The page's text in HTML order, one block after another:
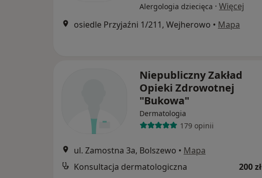
Alergologia dziecięca · Więcej
osiedle Przyjaźni 1/211, Wejherowo • Mapa
Niepubliczny Zakład
Opieki Zdrowotnej
"Bukowa"
Dermatologia
179 opinii
ul. Zamostna 3a, Bolszewo • Mapa
Konsultacja dermatologiczna
200 zł